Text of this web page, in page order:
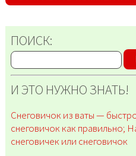
ПОИСК:
И ЭТО НУЖНО ЗНАТЬ!
Снеговичок из ваты —
снеговичок как правильно;
снеговичек или снеговичок